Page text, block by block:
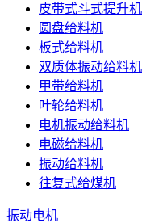
皮带式斗式提升机
圆盘给料机
板式给料机
双质体振动给料机
甲带给料机
叶轮给料机
电机振动给料机
电磁给料机
振动给料机
往复式给煤机
振动电机